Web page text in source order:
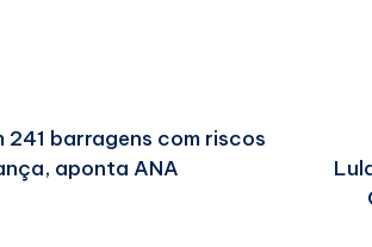
241 barragens com riscos
aponta ANA